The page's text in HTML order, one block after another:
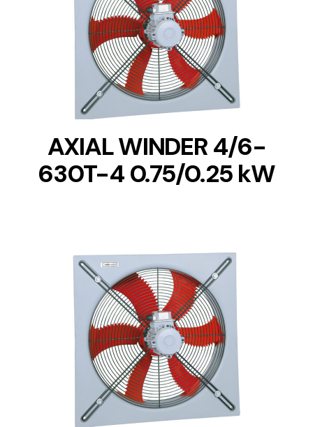
DETAILS
AXIAL WINDER 4/6-
630T-4 0.75/0.25 kW
DETAILS